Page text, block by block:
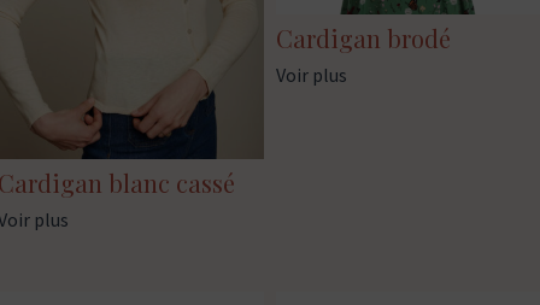
blanc cassé
plus
Cardigan brodé
Voir plus